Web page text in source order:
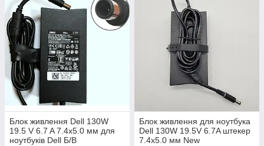
Блок живлення Dell 130W
19.5 V 6.7 A 7.4x5.0 мм для
ноутбуків Dell Б/В
Блок живлення для ноутбука
Dell 130W 19.5V 6.7A штекер
7.4x5.0 мм New